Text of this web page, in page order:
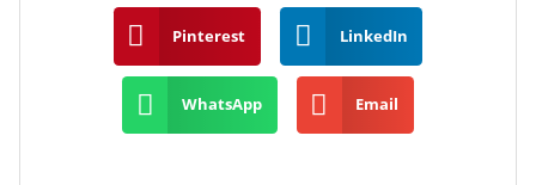
Pinterest LinkedIn
WhatsApp Email